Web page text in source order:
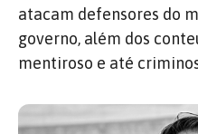
atacam defensores do
governo, além dos
mentiroso e até